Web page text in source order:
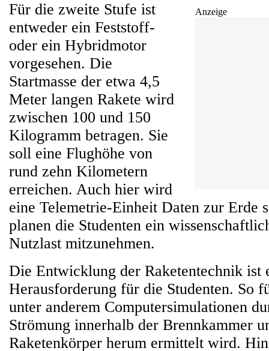
Anzeige
Für die zweite Stufe ist
entweder ein Feststoff-
oder ein Hybridmotor
vorgesehen. Die
Startmasse der etwa 4,5
Meter langen Rakete wird
zwischen 100 und 150
Kilogramm betragen. Sie
soll eine Flughöhe von
rund zehn Kilometern
erreichen. Auch hier wird
eine Telemetrie-Einheit Daten zur Erde
planen die Studenten ein
Nutzlast mitzunehmen.
Die Entwicklung der Raketentechnik ist
Herausforderung für die Studenten. So
unter anderem Computersimulationen
Strömung innerhalb der Brennkammer
Raketenkörper herum ermittelt wird.